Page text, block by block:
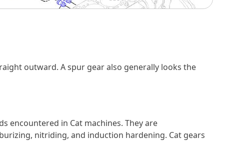
outward. A spur gear also generally looks the
encountered in Cat machines. They are
nitriding, and induction hardening. Cat gears